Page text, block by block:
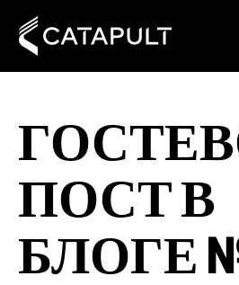
ПОСТ В
БЛОГЕ